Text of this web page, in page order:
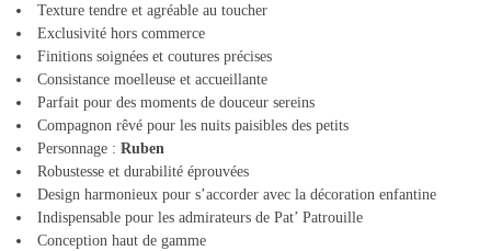
Texture tendre et agréable au toucher
Exclusivité hors commerce
Finitions soignées et coutures précises
Consistance moelleuse et accueillante
Parfait pour des moments de douceur sereins
Compagnon rêvé pour les nuits paisibles des petits
Personnage : Ruben
Robustesse et durabilité éprouvées
Design harmonieux pour s’accorder avec la décoration enfantine
Indispensable pour les admirateurs de Pat’ Patrouille
Conception haut de gamme